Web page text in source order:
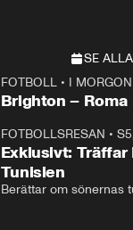
SE ALLA
Plus
FOTBOLL• I
Brighton – Roma
FOTBOLLSRESAN •
Exklusivt: Träffar
Tunisien
Berättar om sönernas